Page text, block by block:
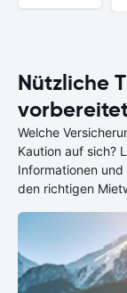
Nützliche
Welche
Kaution auf sich?
Informationen
den richtigen